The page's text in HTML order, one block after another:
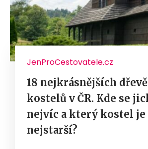
JenProCestovatele.cz
18 nejkrásnějších
kostelů v ČR. Kde se
nejvíc a který kostel je
nejstarší?